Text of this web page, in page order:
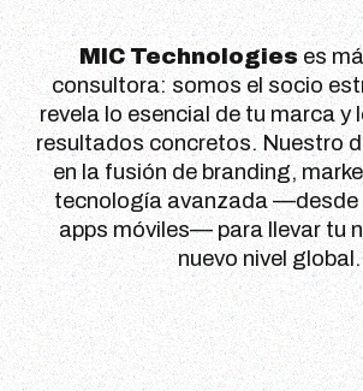
MIC Technologieses
consultora: somos el socio
revela lo esencial de tu marca y
resultados concretos. Nuestro
en la fusión de branding,
tecnología avanzada —desde
apps móviles— para llevar tu
nuevo nivel global.